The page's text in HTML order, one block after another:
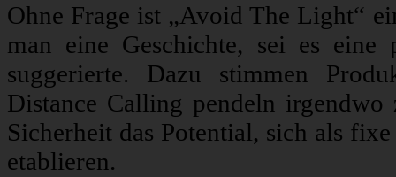
Ohne Frage ist „Avoid The Light“
man eine Geschichte, sei es
suggerierte. Dazu stimmen
Distance Calling pendeln
Sicherheit das Potential, sich als
etablieren.